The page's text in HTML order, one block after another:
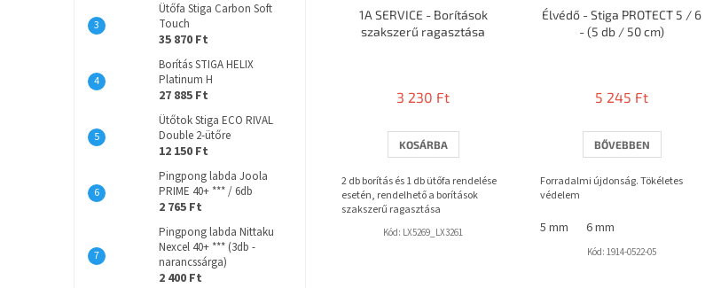
Ütőfa Stiga Carbon Soft
Touch
35 870 Ft
Borítás STIGA HELIX
Platinum H
27 885 Ft
Ütőtok Stiga ECO RIVAL
Double 2-ütőre
12 150 Ft
Pingpong labda Joola
PRIME 40+ *** / 6db
2 765 Ft
Pingpong labda Nittaku
Nexcel 40+ *** (3db -
narancssárga)
2 400 Ft
1A SERVICE - Borítások
szakszerű ragasztása
átlagos
értékelése
ből
3,7
csillag.
3 230 Ft
KOSÁRBA
2 db borítás és 1 db ütőfa rendelése
esetén, rendelhető a borítások
szakszerű ragasztása
Kód: LX5269_LX3261
Élvédő - Stiga PROTECT 5 / 6
- (5 db / 50 cm)
5 245 Ft
BŐVEBBEN
Forradalmi újdonság. Tökéletes
védelem
5 mm 6 mm
Kód: 1914-0522-05